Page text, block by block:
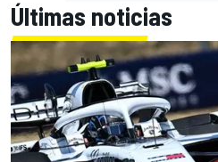
Últimas noticias